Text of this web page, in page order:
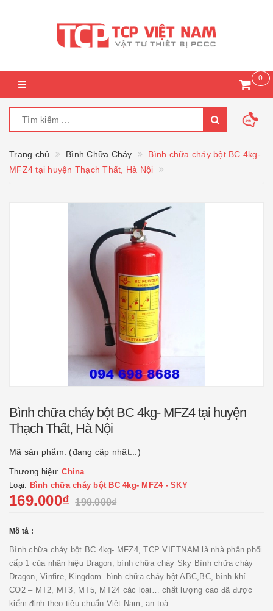
0
Trang chủ Bình Chữa Cháy
Bình chữa cháy bột BC 4kg-
MFZ4 tại huyện Thạch Thất, Hà Nội
Bình chữa cháy bột BC 4kg- MFZ4 tại huyện
Thạch Thất, Hà Nội
Mã sản phẩm: (đang cập nhật...)
Thương hiệu:China
Loại: Bình chữa cháy bột BC 4kg- MFZ4 - SKY
169.000₫ 190.000₫
Mô tả :
Bình chữa cháy bột BC 4kg- MFZ4, TCP VIETNAM là nhà phân phối
cấp 1 của nhãn hiệu Dragon, bình chữa cháy Sky Bình chữa cháy
Dragon, Vinfire, Kingdom bình chữa cháy bột ABC,BC, bình khí
CO2 – MT2, MT3, MT5, MT24 các loại… chất lượng cao đã được
kiểm định theo tiêu chuẩn Việt Nam, an toà...